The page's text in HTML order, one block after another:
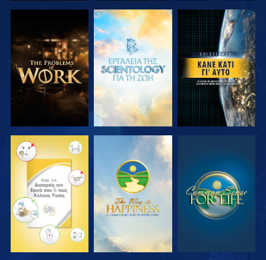
ΕΞΕΡΕΥΝΗΣΤΕ
ΤΗ ΣΕΙΡΑ
ΕΞΕΡΕΥΝΗΣΤΕ
ΤΗ ΣΕΙΡΑ
ΠΑΡΑΚΟΛΟΥΘΗΣΤΕ
ΠΑΡΑΚΟΛΟΥΘΗΣΤΕ ΠΑΡΑΚΟΛΟΥΘΗΣΤΕ ΠΑΡΑΚΟΛΟΥΘΗΣΤΕ